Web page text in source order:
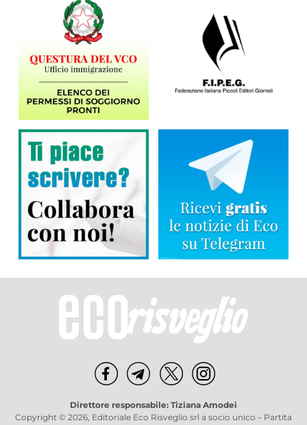
Direttore responsabile: Tiziana Amodei
Copyright © 2026, Editoriale Eco Risveglio srl a socio unico – Partita